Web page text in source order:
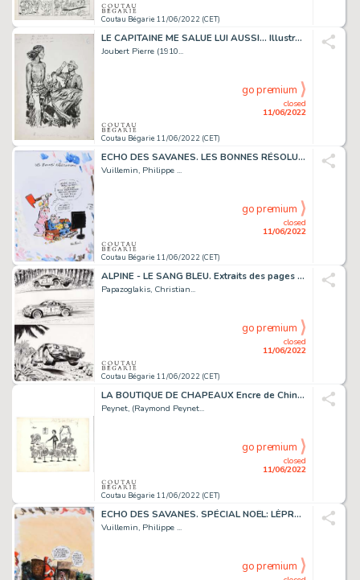
Coutau Bégarie 11/06/2022 (CET)
LE CAPITAINE ME SALUE LUI AUSSI... Illustration pour...
Joubert Pierre (1910...
Coutau Bégarie 11/06/2022 (CET)
closed
11/06/2022
go premium
ECHO DES SAVANES. LES BONNES RÉSOLUTIONS Technique...
Vuillemin, Philippe ...
Coutau Bégarie 11/06/2022 (CET)
closed
11/06/2022
go premium
ALPINE - LE SANG BLEU. Extraits des pages 8 et 9 de...
Papazoglakis, Christian...
Coutau Bégarie 11/06/2022 (CET)
closed
11/06/2022
go premium
LA BOUTIQUE DE CHAPEAUX Encre de Chine et crayon sur...
Peynet, (Raymond Peynet...
Coutau Bégarie 11/06/2022 (CET)
closed
11/06/2022
go premium
ECHO DES SAVANES. SPÉCIAL NOËL: LÈPRE OU CHOLÉRA Technique...
Vuillemin, Philippe ...
go premium